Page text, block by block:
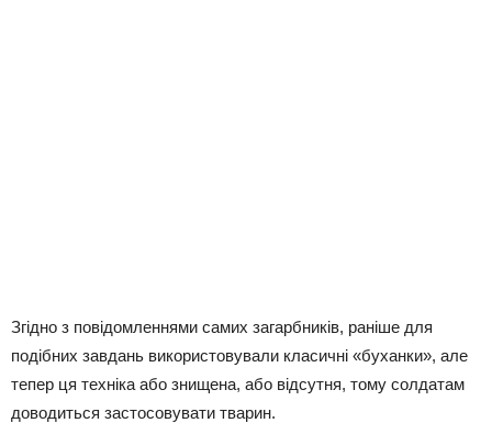
Згідно з повідомленнями самих загарбників, раніше для
подібних завдань використовували класичні «буханки», але
тепер ця техніка або знищена, або відсутня, тому солдатам
доводиться застосовувати тварин.